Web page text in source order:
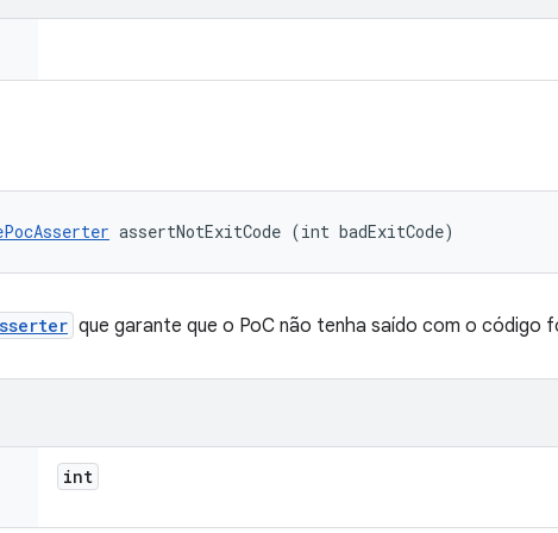
assertNotExitCode (int badExitCode)
que garante que o PoC não tenha saído com o código
int